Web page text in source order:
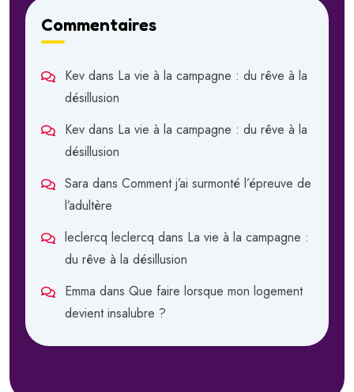
Commentaires
Kev dans La vie à la campagne : du rêve à la
désillusion
Kev dans La vie à la campagne : du rêve à la
désillusion
Sara dans Comment j’ai surmonté l’épreuve de
l’adultère
leclercq leclercq dans La vie à la campagne :
du rêve à la désillusion
Emma dans Que faire lorsque mon logement
devient insalubre ?